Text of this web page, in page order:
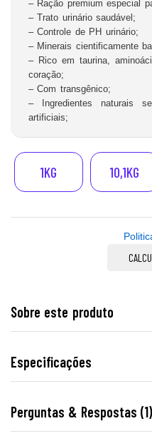
– Ração premium especial
– Trato urinário saudável;
– Controle de PH urinário;
– Minerais cientificamente
– Rico em taurina,
coração;
– Com transgênico;
– Ingredientes naturais
artificiais;
1KG 10,1KG
Sobre este produto
Especificações
Perguntas & Respostas (1)